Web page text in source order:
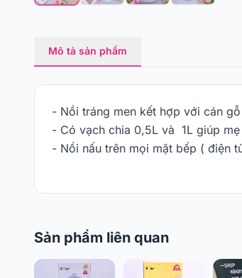
Mô tả sản phẩm
- Nồi tráng men kết hợp với cán
- Có vạch chia 0,5L và 1L giúp
- Nồi nấu trên mọi mặt bếp ( điện
Sản phẩm liên quan